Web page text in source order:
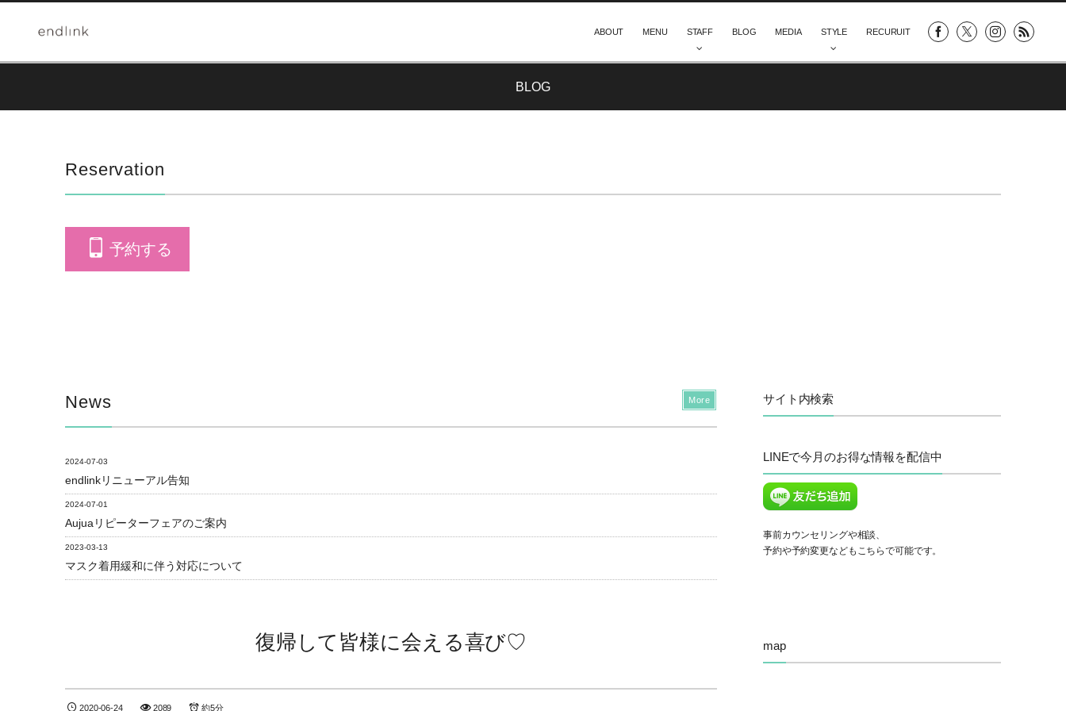
ABOUT MENU STAFF BLOG MEDIA STYLE RECURUIT
BLOG
Reservation
予約する
News
2024-07-03
endlinkリニューアル告知
2024-07-01
Aujuaリピーターフェアのご案内
2023-03-13
マスク着用緩和に伴う対応について
More
復帰して皆様に会える喜び♡
2020-06-24 2089 約5分
サイト内検索
LINEで今月のお得な情報を配信中
事前カウンセリングや相談、
予約や予約変更などもこちらで可能です。
map